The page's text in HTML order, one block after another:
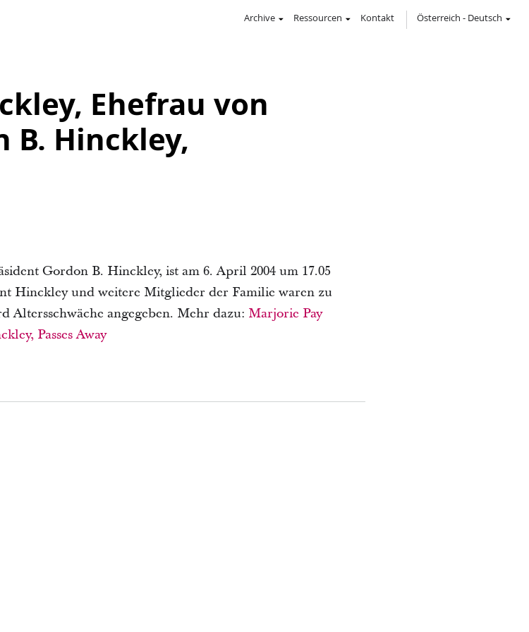
Archive Ressourcen Kontakt Österreich - Deutsch
Ehefrau von
B. Hinckley,
Gordon B. Hinckley, ist am 6. April 2004 um 17.05
Hinckley und weitere Mitglieder der Familie waren zu
Altersschwäche angegeben. Mehr dazu: Marjorie Pay
Passes Away